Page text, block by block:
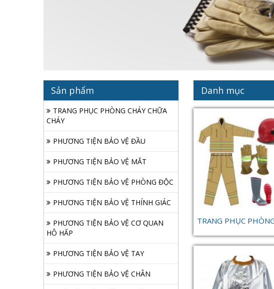
Danh mục
Sản phẩm
TRANG PHỤC PHÒNG CHÁY CHỮA
CHÁY
PHƯƠNG TIỆN BẢO VỆ ĐẦU
PHƯƠNG TIỆN BẢO VỆ MẮT
PHƯƠNG TIỆN BẢO VỆ PHÒNG ĐỘC
PHƯƠNG TIỆN BẢO VỆ THÍNH GIÁC
PHƯƠNG TIỆN BẢO VỆ CƠ QUAN
HÔ HẤP
PHƯƠNG TIỆN BẢO VỆ TAY
PHƯƠNG TIỆN BẢO VỆ CHÂN